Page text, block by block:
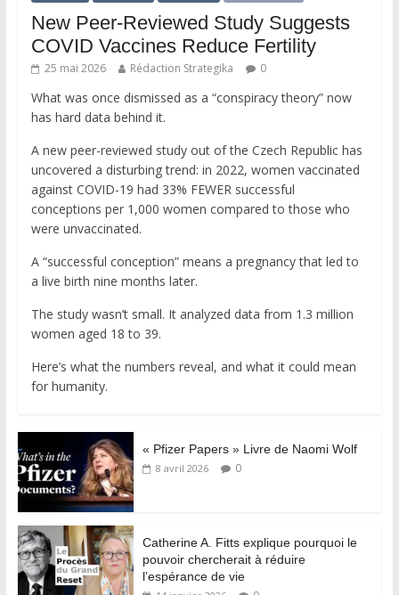
New Peer-Reviewed Study Suggests
COVID Vaccines Reduce Fertility
25 mai 2026 Rédaction Strategika 0
What was once dismissed as a “conspiracy theory” now
has hard data behind it.
A new peer-reviewed study out of the Czech Republic has
uncovered a disturbing trend: in 2022, women vaccinated
against COVID-19 had 33% FEWER successful
conceptions per 1,000 women compared to those who
were unvaccinated.
A “successful conception” means a pregnancy that led to
a live birth nine months later.
The study wasn’t small. It analyzed data from 1.3 million
women aged 18 to 39.
Here’s what the numbers reveal, and what it could mean
for humanity.
« Pfizer Papers » Livre de Naomi Wolf
8 avril 2026 0
Catherine A. Fitts explique pourquoi le
pouvoir chercherait à réduire
l’espérance de vie